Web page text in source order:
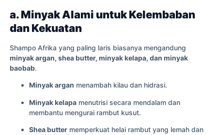
a. Minyak Alami untuk Kelembaban
dan Kekuatan
Shampo Afrika yang paling laris biasanya mengandung
minyak argan, shea butter, minyak kelapa, dan minyak
baobab.
Minyak argan menambah kilau dan hidrasi.
Minyak kelapa menutrisi secara mendalam dan
membantu mengurai rambut kusut.
Shea butter memperkuat helai rambut yang lemah dan